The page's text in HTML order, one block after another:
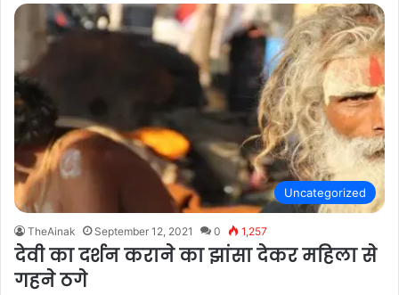
Uncategorized
TheAinak September 12, 2021 0 1,257
देवी का दर्शन कराने का झांसा देकर महिला से
गहने ठगे